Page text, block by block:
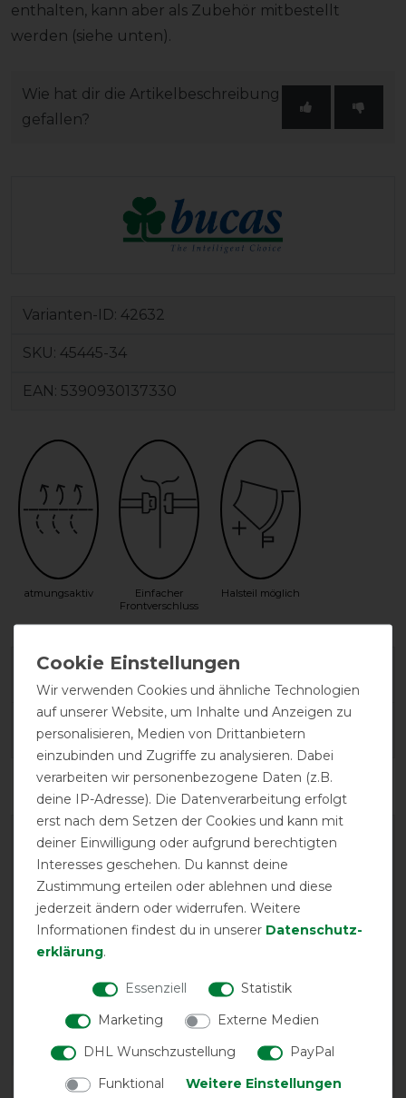
enthalten, kann aber als Zubehör mitbestellt
werden (siehe unten).
Wie hat dir die Artikelbeschreibung
gefallen?
Varianten-ID: 42632
SKU: 45445-34
EAN: 5390930137330
atmungsaktiv
Einfacher
Frontverschluss
Halsteil möglich
Herstellergarantie
Wasch- und Pflegehinweis
Bucas Quilt 300g - SF - Navy
Product Reviews
Wir verwenden Cookies und ähnliche Technologien
auf unserer Website, um Inhalte und Anzeigen zu
personalisieren, Medien von Drittanbietern
einzubinden und Zugriffe zu analysieren. Dabei
verarbeiten wir personenbezogene Daten (z.B.
deine IP-Adresse). Die Datenverarbeitung erfolgt
erst nach dem Setzen der Cookies und kann mit
deiner Einwilligung oder aufgrund berechtigten
Interesses geschehen. Du kannst deine
Zustimmung erteilen oder ablehnen und diese
jederzeit ändern oder widerrufen. Weitere
Informationen findest du in unserer Daten­schutz­
erklärung.
Essenziell
Statistik
Marketing
Externe Medien
DHL Wunschzustellung
PayPal
Funktional
Weitere Einstellungen